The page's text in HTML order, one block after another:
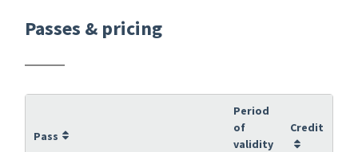
Passes & pricing
Pass
Period
of
validity
Credit